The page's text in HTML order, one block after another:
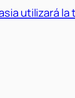
utilizará